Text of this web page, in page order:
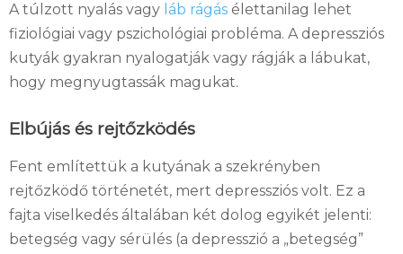
A túlzott nyalás vagy láb rágás élettanilag lehet
fiziológiai vagy pszichológiai probléma. A depressziós
kutyák gyakran nyalogatják vagy rágják a lábukat,
hogy megnyugtassák magukat.
Elbújás és rejtőzködés
Fent említettük a kutyának a szekrényben
rejtőzködő történetét, mert depressziós volt. Ez a
fajta viselkedés általában két dolog egyikét jelenti:
betegség vagy sérülés (a depresszió a „betegség”